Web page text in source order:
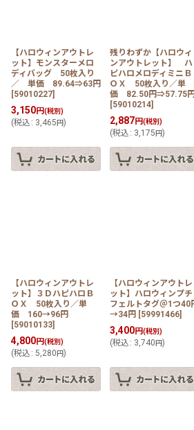
【ハロウィンアウトレ
ット】モンスターメロ
ディバッグ 50枚入り
／ 単価 89.64⇒63円
[59010227]
3,150円(税別)
(税込 : 3,465 円)
残りわずか【ハロウィ
ンアウトレット】 ハ
ピハロメロディミニＢ
ＯＸ 50枚入り／単
価 82.50円⇒57.75円
[59010214]
2,887円(税別)
(税込 : 3,175 円)
【ハロウィンアウトレ
ット】３ＤハピハロＢ
ＯＸ 50枚入り／単
価 160→96円
[59010133]
4,800円(税別)
(税込 : 5,280 円)
【ハロウィンアウトレ
ット】ハロウィンプチ
フェルトタグ＠1つ40
→34円 [59991466]
3,400円(税別)
(税込 : 3,740 円)